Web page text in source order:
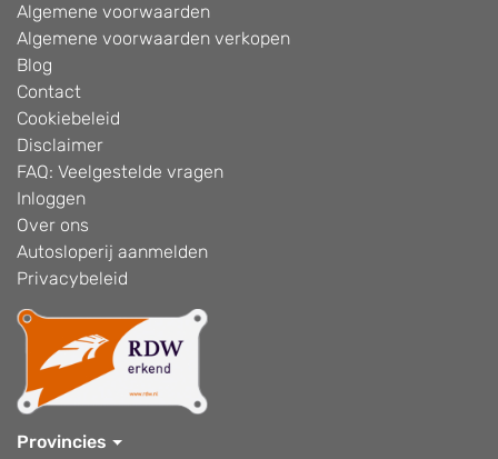
Algemene voorwaarden
Algemene voorwaarden verkopen
Blog
Contact
Cookiebeleid
Disclaimer
FAQ: Veelgestelde vragen
Inloggen
Over ons
Autosloperij aanmelden
Privacybeleid
Provincies